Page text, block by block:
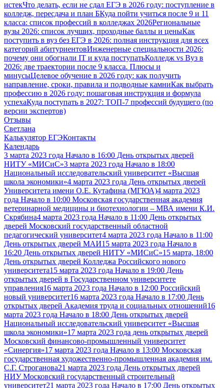
истекЧто делать, если не сдал ЕГЭ в 2026 году: поступление в
колледж, пересдача и план БКуда пойти учиться после 9 и 11
класса: список профессий в колледжах 2026Региональные
вузы 2026: список лучших, проходные баллы и ценыКак
поступить в вуз без ЕГЭ в 2026: полная инструкция для всех
категорий абитуриентовИнженерные специальности 2026:
почему они обогнали IT и куда поступатьКолледж vs Вуз в
2026: две траектории после 9 класса. Плюсы и
минусыЦелевое обучение в 2026 году: как получить
направление, сроки, правила и подводные камниКак выбрать
профессию в 2026 году: пошаговая инструкция и формула
успехаКуда поступать в 2027: ТОП-7 профессий будущего (по
версии экспертов)
Отзывы
Светлана
Калькулятор ЕГЭКонтакты
Календарь
3 марта 2023 года Начало в 16:00 День открытых дверей
НИТУ «МИСиС»3 марта 2023 года Начало в 18:00
Национальный исследовательский университет «Высшая
школа экономики»4 марта 2023 года День открытых дверей
Университета имени О.Е. Кутафина (МГЮА)4 марта 2023
года Начало в 10:00 Московская государственная академия
ветеринарной медицины и биотехнологии – МВА имени К.И.
Скрябина4 марта 2023 года Начало в 11:00 День открытых
дверей Московский государственный областной
педагогический университет4 марта 2023 года Начало в 11:00
День открытых дверей МАИ15 марта 2023 года Начало в
16:20 День открытых дверей НИТУ «МИСиС»15 марта, 18:00
День открытых дверей Колледжа Российского нового
университета15 марта 2023 года Начало в 19:00 День
открытых дверей в Государственном университете
управления16 марта 2023 года Начало в 12:00 Российский
новый университет16 марта 2023 года Начало в 17:00 День
открытых дверей Академия труда и социальных отношений16
марта 2023 года Начало в 18:00 День открытых дверей
Национальный исследовательский университет «Высшая
школа экономики»17 марта 2023 года день открытых дверей
Московский финансово-промышленный университет
«Синергия»17 марта 2023 года Начало в 13:00 Московская
государственная художественно-промышленная академия им.
С.Г. Строганова21 марта 2023 года День открытых дверей
НИУ Московский государственный строительный
университет21 марта 2023 года Начало в 17:00 День открытых